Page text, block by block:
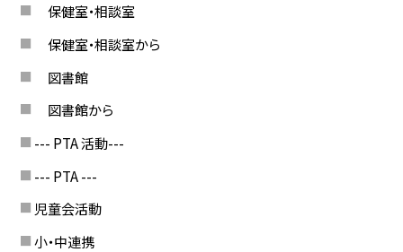
保健室・相談室
保健室・相談室から
図書館
図書館から
--- PTA 活動---
--- PTA ---
児童会活動
小・中連携